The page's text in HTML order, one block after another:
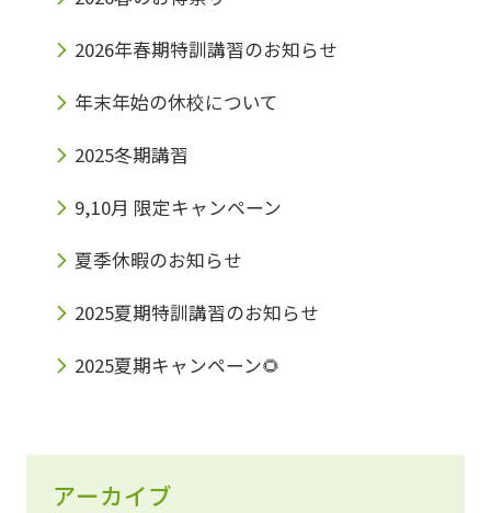
2026年春期特訓講習のお知らせ
年末年始の休校について
2025冬期講習
9,10月 限定キャンペーン
夏季休暇のお知らせ
2025夏期特訓講習のお知らせ
2025夏期キャンペーン🌻
アーカイブ